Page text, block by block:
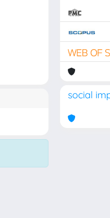
social